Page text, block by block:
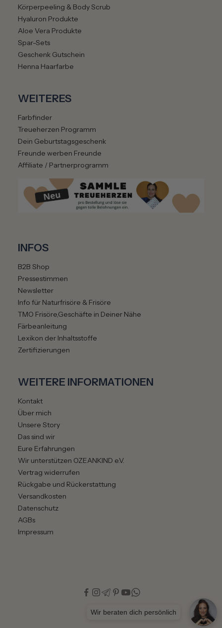
Körperpeeling & Body Scrub
Hyaluron Produkte
Aloe Vera Produkte
Spar-Sets
Geschenk Gutschein
Henna Haarfarbe
WEITERES
Farbfinder
Treueherzen Programm
Dein Geburtstagsgeschenk
Freunde werben Freunde
Affiliate / Partnerprogramm
INFOS
B2B Shop
Pressestimmen
Newsletter
Info für Naturfrisöre & Frisöre
TMO Frisöre,Geschäfte in Deiner Nähe
Färbeanleitung
Lexikon der Inhaltsstoffe
Zertifizierungen
WEITERE INFORMATIONEN
Kontakt
Über mich
Unsere Story
Das sind wir
Eure Erfahrungen
Wir unterstützen OZEANKIND e.V.
Vertrag widerrufen
Rückgabe und Rückerstattung
Versandkosten
Datenschutz
AGBs
Impressum
Wir beraten dich persönlich